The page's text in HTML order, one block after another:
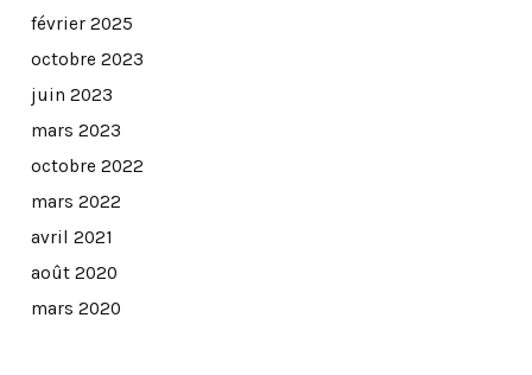
février 2025
octobre 2023
juin 2023
mars 2023
octobre 2022
mars 2022
avril 2021
août 2020
mars 2020